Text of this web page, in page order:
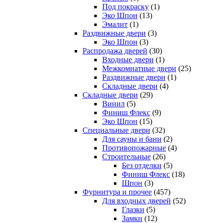
Под покраску (1)
Эко Шпон (13)
Эмалит (1)
Раздвижные двери (3)
Эко Шпон (3)
Распродажа дверей (30)
Входные двери (1)
Межкомнатные двери (25)
Раздвижные двери (1)
Складные двери (4)
Складные двери (29)
Винил (5)
Финиш Флекс (9)
Эко Шпон (15)
Специальные двери (32)
Для сауны и бани (2)
Противопожарные (4)
Строительные (26)
Без отделки (5)
Финиш Флекс (18)
Шпон (3)
Фурнитура и прочее (457)
Для входных дверей (52)
Глазки (5)
Замки (12)